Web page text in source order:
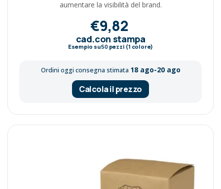
aumentare la visibilità del brand.
€9,82
cad.con stampa
Esempio su50pezzi (1 colore)
Ordini oggi consegna stimata 18 ago-20 ago
Calcola il prezzo